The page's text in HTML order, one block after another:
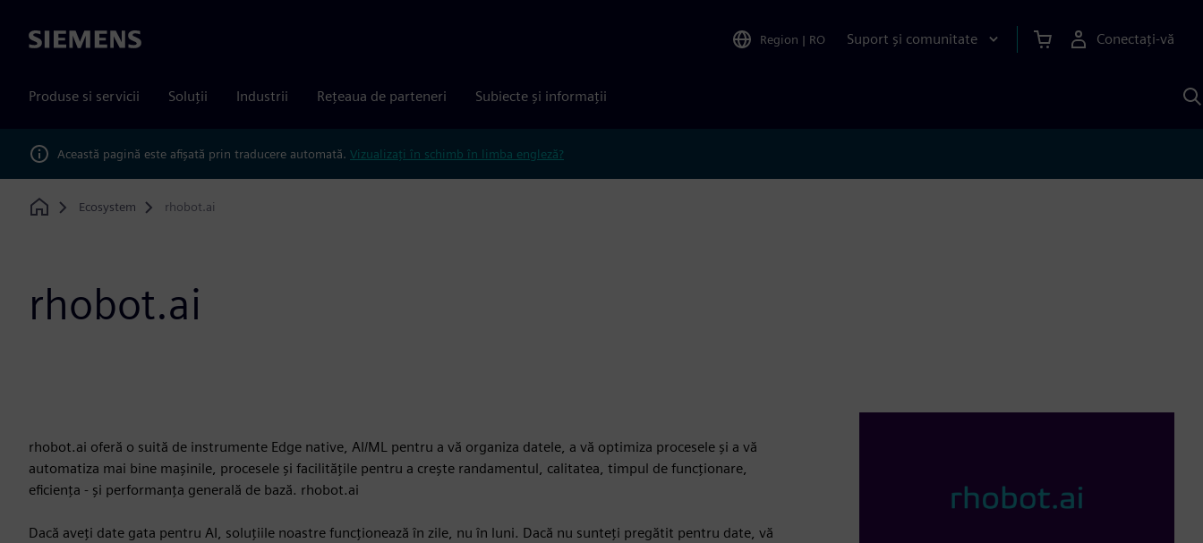
Siemens Region | RO Suport și comunitate Conectați-vă
Produse si servicii Soluții Industrii Rețeaua de parteneri Subiecte și informații
Această pagină este afișată prin traducere automată. Vizualizați în schimb în limba engleză?
Home
Ecosystem rhobot.ai
rhobot.ai
rhobot.ai oferă o suită de instrumente Edge native, AI/ML pentru a vă organiza datele, a vă optimiza procesele și a vă
automatiza mai bine mașinile, procesele și facilitățile pentru a crește randamentul, calitatea, timpul de funcționare,
eficiența - și performanța generală de bază. rhobot.ai
Dacă aveți date gata pentru AI, soluțiile noastre funcționează în zile, nu în luni. Dacă nu sunteți pregătit pentru date, vă